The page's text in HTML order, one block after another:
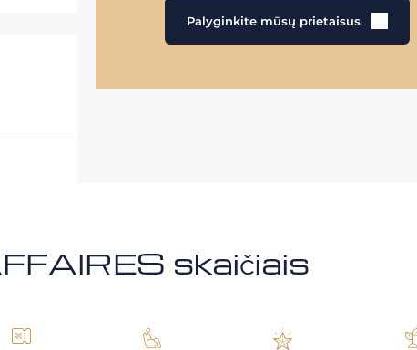
Palyginkite mūsų prietaisus
skaičiais